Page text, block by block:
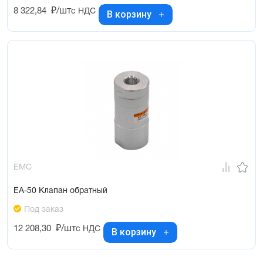
8 322,84 ₽/штс НДС В корзину
EMC
EA-50 Клапан обратный
Под заказ
12 208,30 ₽/штс НДС В корзину